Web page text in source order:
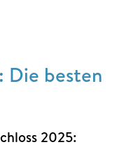
Die besten
2025: